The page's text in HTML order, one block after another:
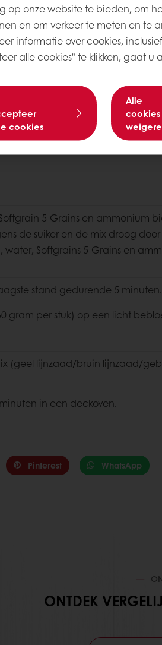
1.150
805
43
5-Grains en ammonium
de suiker en de mix droog
Softgrains 5-Grains en
stand gedurende 5 minuten.
gram per stuk) op een licht
(geel lijnzaad/bruin lijnzaad/
in een deckoven.
Pinterest WhatsApp
ONTDEK
op onze website te bieden, om
en om verkeer te meten en te
informatie over cookies,
alle cookies" te klikken, gaat u
cookies
Alle
cookies